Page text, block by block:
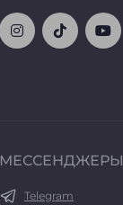
МЕССЕНДЖЕРЫ
Telegram